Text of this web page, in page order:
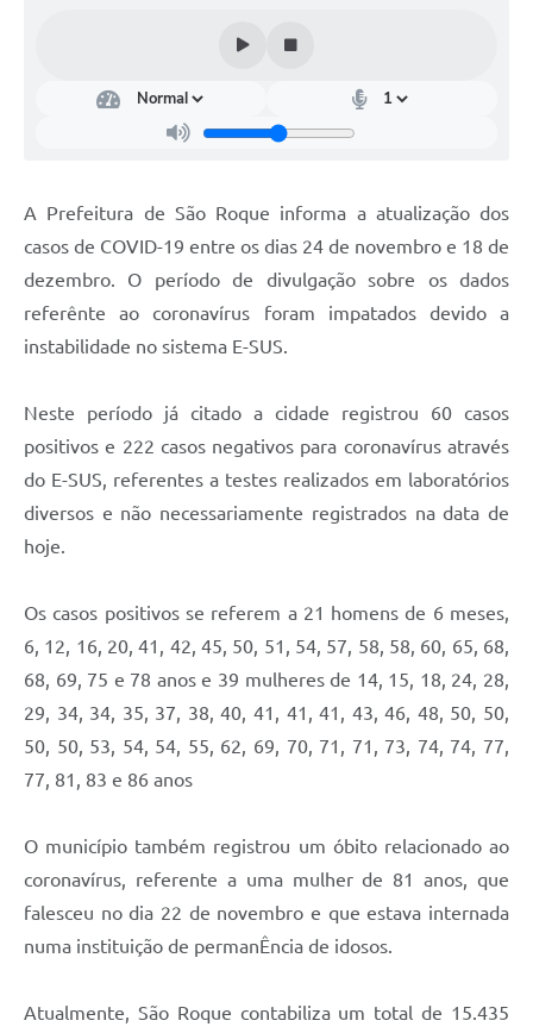
Cadastro de voluntários - Lei n° 5.205/21
Contas Públicas
Creches
Cronograma coleta de lixo e seletiva
Banco do Povo
Biblioteca
Bancos conveniados e serviços disponíveis
Bolsas de estudo da Escola Cooperativa
Defesa Civil
Departamento de Bem-Estar Social
Divisão de Rendas
Inscrições para o Castramóvel
Nota Fiscal de Serviço Eletrônica
Ouvidorias
A Prefeitura de São Roque informa a atualização dos
casos de COVID-19 entre os dias 24 de novembro e 18 de
dezembro. O período de divulgação sobre os dados
referênte ao coronavírus foram impatados devido a
instabilidade no sistema E-SUS.
Neste período já citado a cidade registrou 60 casos
positivos e 222 casos negativos para coronavírus através
do E-SUS, referentes a testes realizados em laboratórios
diversos e não necessariamente registrados na data de
hoje.
Os casos positivos se referem a 21 homens de 6 meses,
6, 12, 16, 20, 41, 42, 45, 50, 51, 54, 57, 58, 58, 60, 65, 68,
68, 69, 75 e 78 anos e 39 mulheres de 14, 15, 18, 24, 28,
29, 34, 34, 35, 37, 38, 40, 41, 41, 41, 43, 46, 48, 50, 50,
50, 50, 53, 54, 54, 55, 62, 69, 70, 71, 71, 73, 74, 74, 77,
77, 81, 83 e 86 anos
O município também registrou um óbito relacionado ao
coronavírus, referente a uma mulher de 81 anos, que
falesceu no dia 22 de novembro e que estava internada
numa instituição de permanÊncia de idosos.
Atualmente, São Roque contabiliza um total de 15.435